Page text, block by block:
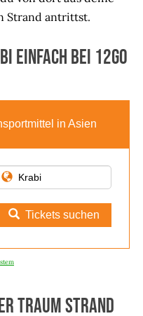
Strand antrittst.
einfach bei 12go
in Asien
Tickets suchen
Traum Strand